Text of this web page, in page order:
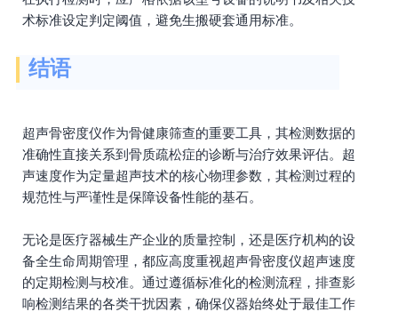
术标准设定判定阈值，避免生搬硬套通用标准。
结语
超声骨密度仪作为骨健康筛查的重要工具，其检测数据的
准确性直接关系到骨质疏松症的诊断与治疗效果评估。超
声速度作为定量超声技术的核心物理参数，其检测过程的
规范性与严谨性是保障设备性能的基石。
无论是医疗器械生产企业的质量控制，还是医疗机构的设
备全生命周期管理，都应高度重视超声骨密度仪超声速度
的定期检测与校准。通过遵循标准化的检测流程，排查影
响检测结果的各类干扰因素，确保仪器始终处于最佳工作